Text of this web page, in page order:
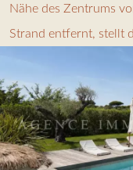
Nähe des Zentrums
Strand entfernt, stellt